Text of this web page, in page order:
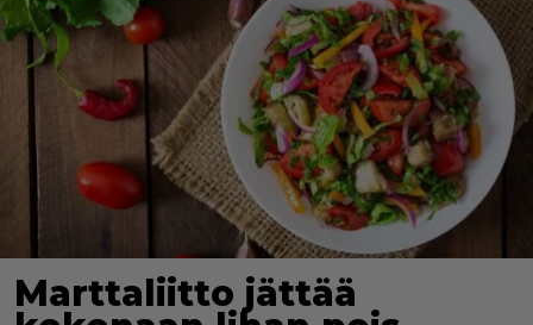
Marttaliitto jättää